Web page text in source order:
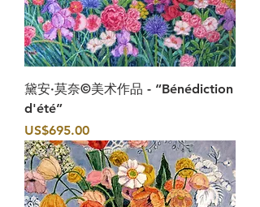
黛安·莫奈©美术作品 - “Bénédiction
d'été”
價格
US$695.00